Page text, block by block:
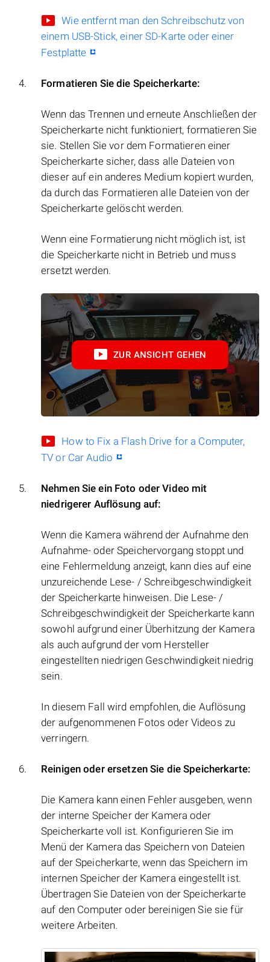
Wie entfernt man den Schreibschutz von
einem USB-Stick, einer SD-Karte oder einer
Festplatte
Formatieren Sie die Speicherkarte:
Wenn das Trennen und erneute Anschließen der
Speicherkarte nicht funktioniert, formatieren Sie
sie. Stellen Sie vor dem Formatieren einer
Speicherkarte sicher, dass alle Dateien von
dieser auf ein anderes Medium kopiert wurden,
da durch das Formatieren alle Dateien von der
Speicherkarte gelöscht werden.
Wenn eine Formatierung nicht möglich ist, ist
die Speicherkarte nicht in Betrieb und muss
ersetzt werden.
ZUR ANSICHT GEHEN
How to Fix a Flash Drive for a Computer,
TV or Car Audio
Nehmen Sie ein Foto oder Video mit
niedrigerer Auflösung auf:
Wenn die Kamera während der Aufnahme den
Aufnahme- oder Speichervorgang stoppt und
eine Fehlermeldung anzeigt, kann dies auf eine
unzureichende Lese- / Schreibgeschwindigkeit
der Speicherkarte hinweisen. Die Lese- /
Schreibgeschwindigkeit der Speicherkarte kann
sowohl aufgrund einer Überhitzung der Kamera
als auch aufgrund der vom Hersteller
eingestellten niedrigen Geschwindigkeit niedrig
sein.
In diesem Fall wird empfohlen, die Auflösung
der aufgenommenen Fotos oder Videos zu
verringern.
Reinigen oder ersetzen Sie die Speicherkarte:
Die Kamera kann einen Fehler ausgeben, wenn
der interne Speicher der Kamera oder
Speicherkarte voll ist. Konfigurieren Sie im
Menü der Kamera das Speichern von Dateien
auf der Speicherkarte, wenn das Speichern im
internen Speicher der Kamera eingestellt ist.
Übertragen Sie Dateien von der Speicherkarte
auf den Computer oder bereinigen Sie sie für
weitere Arbeiten.